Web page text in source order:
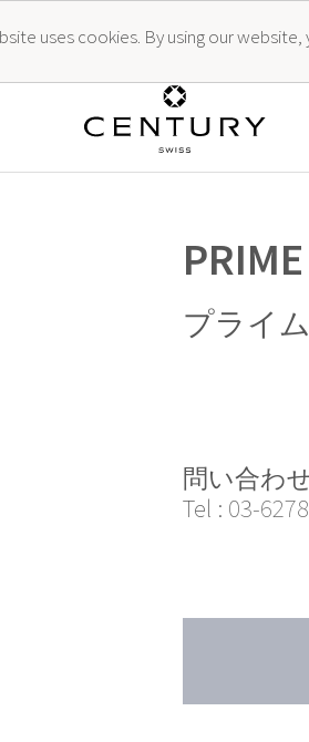
uses cookies. By using our
プライ
問い合わ
Tel : 03-